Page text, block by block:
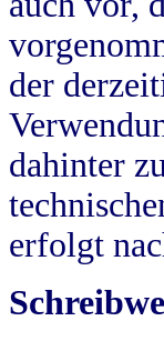
der
dahinter
erfolgt